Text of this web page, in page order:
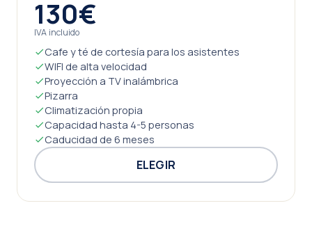
130€
IVA incluido
Cafe y té de cortesía para los asistentes
WIFI de alta velocidad
Proyección a TV inalámbrica
Pizarra
Climatización propia
Capacidad hasta 4-5 personas
Caducidad de 6 meses
ELEGIR